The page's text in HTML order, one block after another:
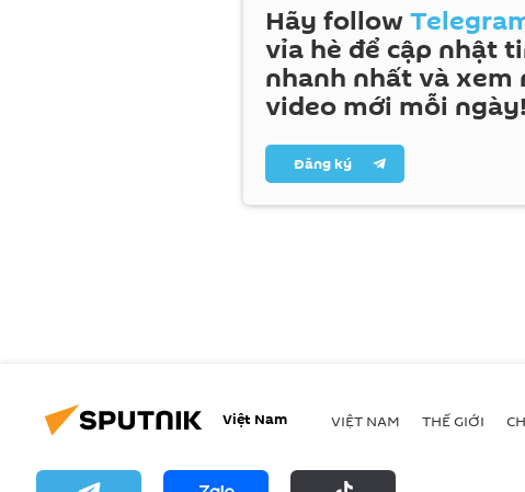
Hãy follow
vỉa hè để cập nhật
nhanh nhất và xem
video mới mỗi ngày!
Đăng ký
Việt Nam VIỆT NAM THẾ GIỚI